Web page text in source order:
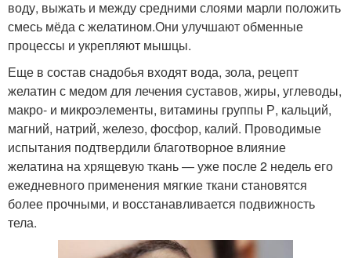
воду, выжать и между средними слоями марли положить
смесь мёда с желатином.Они улучшают обменные
процессы и укрепляют мышцы.
Еще в состав снадобья входят вода, зола, рецепт
желатин с медом для лечения суставов, жиры, углеводы,
макро- и микроэлементы, витамины группы Р, кальций,
магний, натрий, железо, фосфор, калий. Проводимые
испытания подтвердили благотворное влияние
желатина на хрящевую ткань — уже после 2 недель его
ежедневного применения мягкие ткани становятся
более прочными, и восстанавливается подвижность
тела.